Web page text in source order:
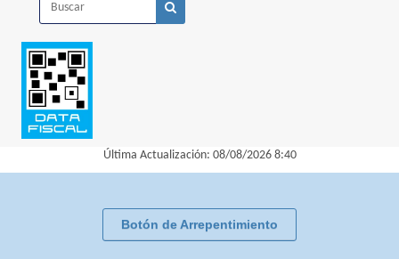
Última Actualización: 08/08/2026 8:40
Botón de Arrepentimiento